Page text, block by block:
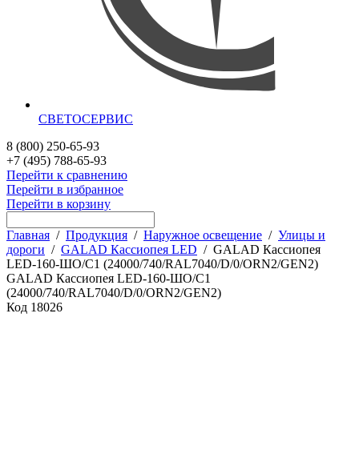
СВЕТОСЕРВИС
8 (800) 250-65-93
+7 (495) 788-65-93
Перейти к сравнению
Перейти в избранное
Перейти в корзину
Главная / Продукция / Наружное освещение / Улицы и
дороги / GALAD Кассиопея LED / GALAD Кассиопея
LED-160-ШО/С1 (24000/740/RAL7040/D/0/ORN2/GEN2)
GALAD Кассиопея LED-160-ШО/С1
(24000/740/RAL7040/D/0/ORN2/GEN2)
Код 18026